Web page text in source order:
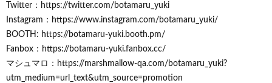
Twitter：https://twitter.com/botamaru_yuki
Instagram：https://www.instagram.com/botamaru_yuki/
BOOTH: https://botamaru-yuki.booth.pm/
Fanbox：https://botamaru-yuki.fanbox.cc/
マシュマロ：https://marshmallow-qa.com/botamaru_yuki?
utm_medium=url_text&utm_source=promotion